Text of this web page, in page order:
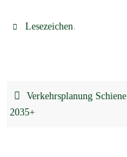
Lesezeichen.
Verkehrsplanung Schiene
2035+